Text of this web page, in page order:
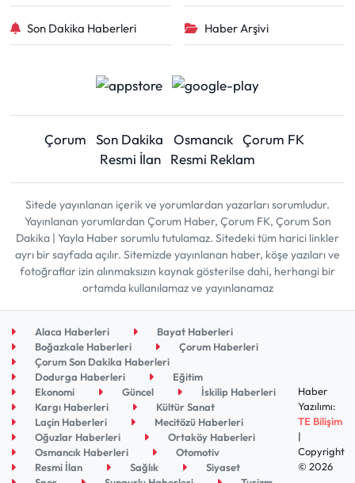
Son Dakika Haberleri Haber Arşivi
Çorum Son Dakika Osmancık Çorum FK
Resmi İlan
Resmi Reklam
Sitede yayınlanan içerik ve yorumlardan yazarları sorumludur.
Yayınlanan yorumlardan Çorum Haber, Çorum FK, Çorum Son
Dakika | Yayla Haber sorumlu tutulamaz. Sitedeki tüm harici linkler
ayrı bir sayfada açılır. Sitemizde yayınlanan haber, köşe yazıları ve
fotoğraflar izin alınmaksızın kaynak gösterilse dahi, herhangi bir
ortamda kullanılamaz ve yayınlanamaz
Alaca Haberleri
Bayat Haberleri
Boğazkale Haberleri
Çorum Haberleri
Çorum Son Dakika Haberleri
Dodurga Haberleri
Eğitim
Ekonomi
Güncel
İskilip Haberleri
Kargı Haberleri
Kültür Sanat
Laçin Haberleri
Mecitözü Haberleri
Oğuzlar Haberleri
Ortaköy Haberleri
Osmancık Haberleri
Otomotiv
Resmi İlan
Sağlık
Siyaset
Haber
Yazılımı:
TE Bilişim
|
Copyright
© 2026